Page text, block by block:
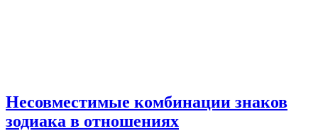
Несовместимые комбинации знаков
зодиака в отношениях